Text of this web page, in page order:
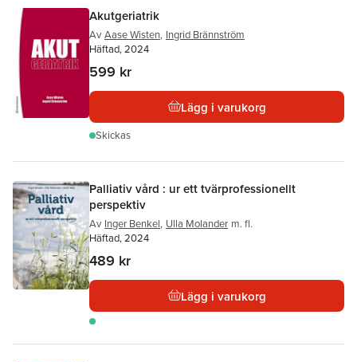
Akutgeriatrik
Av Aase Wisten, Ingrid Brännström
Häftad, 2024
599 kr
Lägg i varukorg
Skickas
Palliativ vård : ur ett tvärprofessionellt
perspektiv
Av Inger Benkel, Ulla Molander m. fl.
Häftad, 2024
489 kr
Lägg i varukorg